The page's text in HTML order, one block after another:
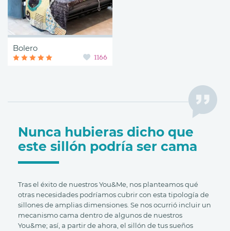
Nunca hubieras dicho que
este sillón podría ser cama
Tras el éxito de nuestros You&Me, nos planteamos qué
otras necesidades podríamos cubrir con esta tipología de
sillones de amplias dimensiones. Se nos ocurrió incluir un
mecanismo cama dentro de algunos de nuestros
You&me; así, a partir de ahora, el sillón de tus sueños
Bolero
1166